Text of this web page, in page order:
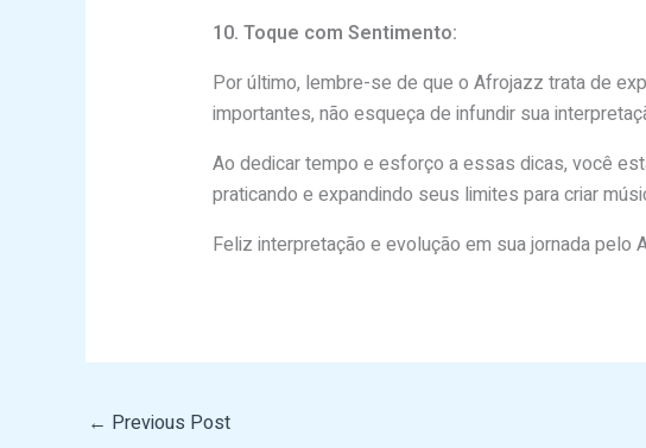
10. Toque com Sentimento:
Por último, lembre-se de que o Afrojazz trata de
importantes, não esqueça de infundir sua
Ao dedicar tempo e esforço a essas dicas, você
praticando e expandindo seus limites para criar
Feliz interpretação e evolução em sua jornada pelo
← Previous Post